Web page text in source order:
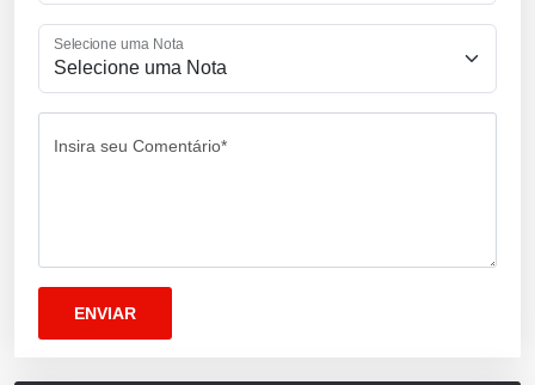
Selecione uma Nota
Insira seu Comentário*